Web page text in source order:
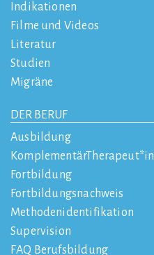
Indikationen
Filme und Videos
Literatur
Studien
Migräne
DER BERUF
Ausbildung
KomplementärTherapeut*in
Fortbildung
Fortbildungsnachweis
Methodenidentifikation
Supervision
FAQ Berufsbildung